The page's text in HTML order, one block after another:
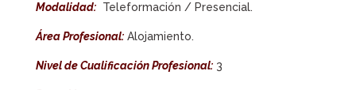
Modalidad:Teleformación / Presencial.
Área Profesional:Alojamiento.
Nivel de Cualificación Profesional:3